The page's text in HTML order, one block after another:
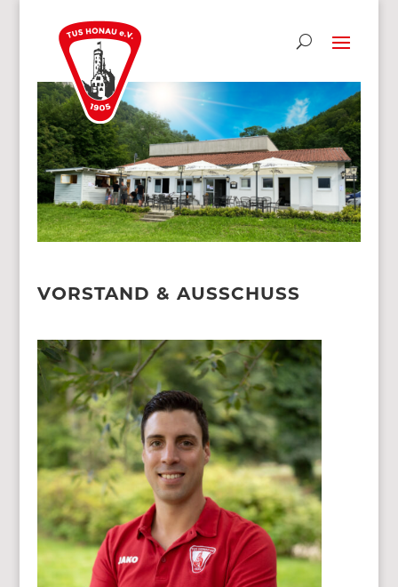
VORSTAND & AUSSCHUSS